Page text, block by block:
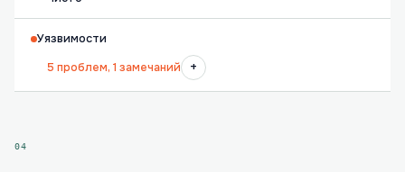
Уязвимости
5 проблем, 1 замечаний
+
04